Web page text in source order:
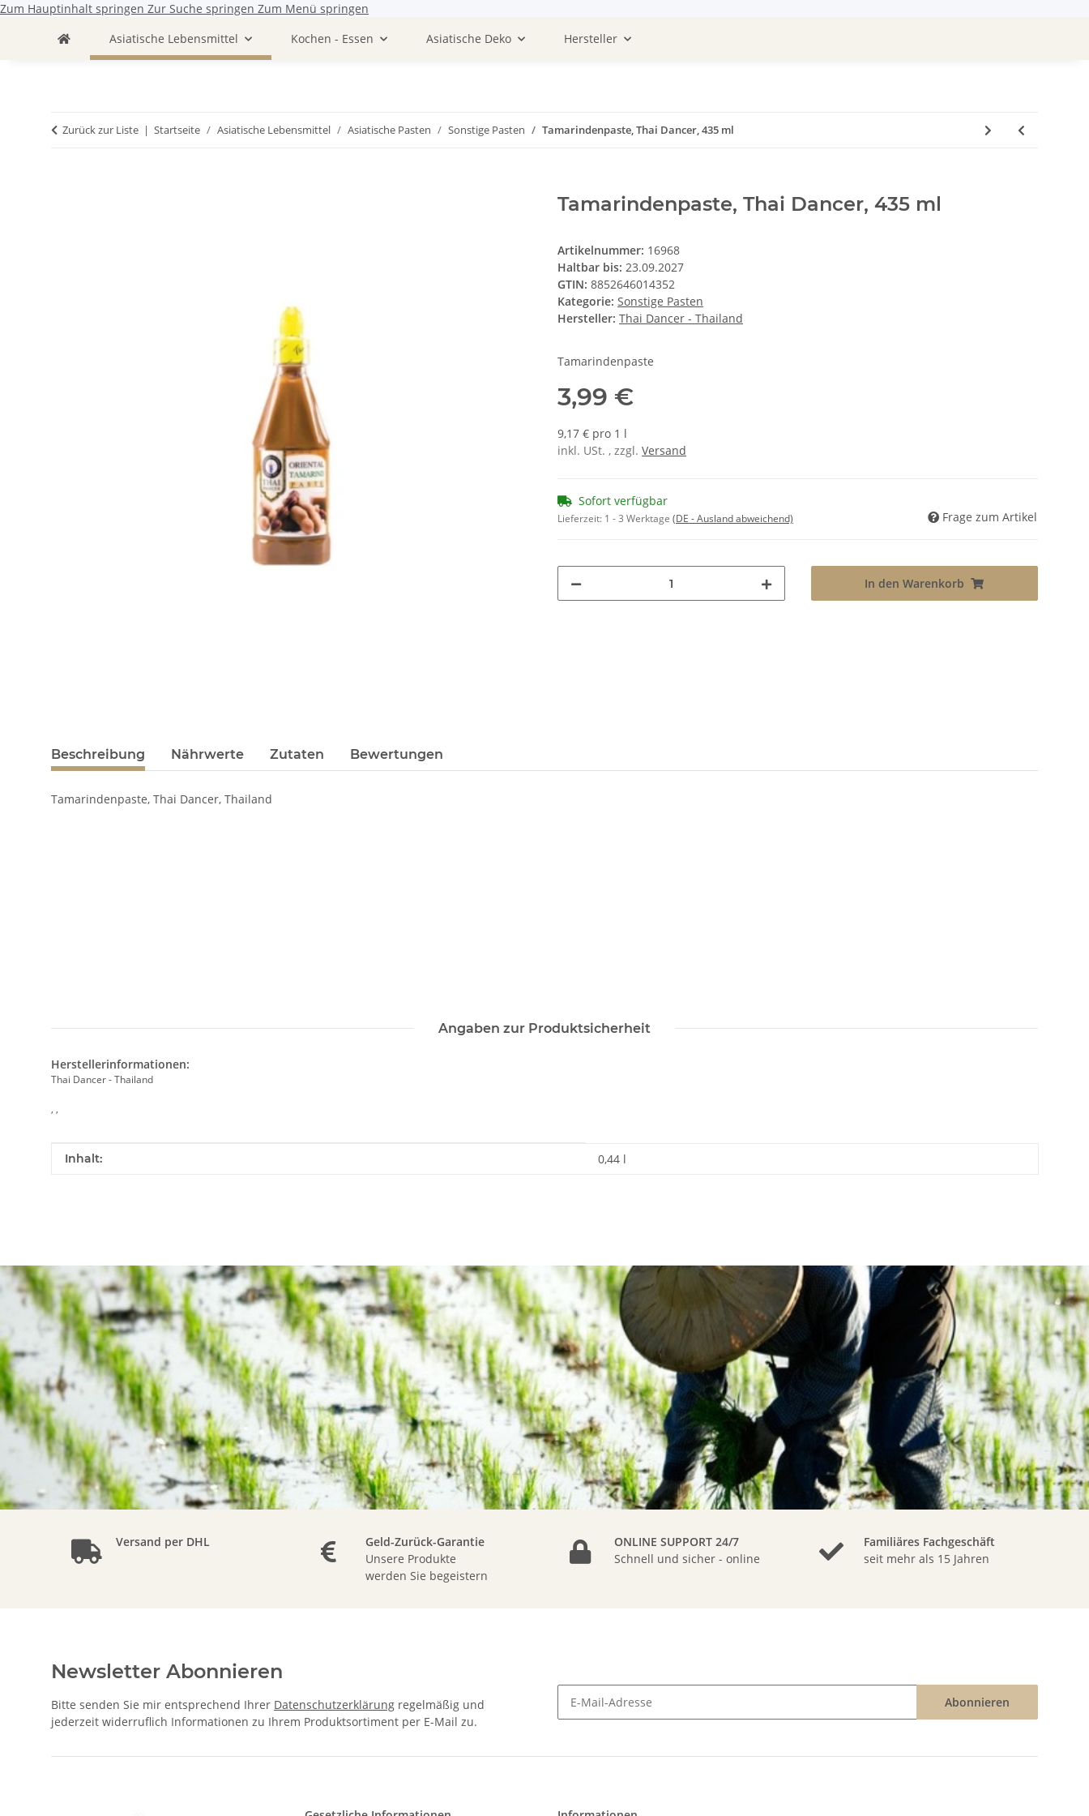
Zum Hauptinhalt springen Zur Suche springen Zum Menü springen
Asiatische Lebensmittel
Kochen - Essen Asiatische Deko Hersteller
Zurück zur Liste Startseite Asiatische Lebensmittel Asiatische Pasten Sonstige Pasten Tamarindenpaste, Thai Dancer, 435 ml
Tamarindenpaste, Thai Dancer, 435 ml
Artikelnummer: 16968
Haltbar bis: 23.09.2027
GTIN: 8852646014352
Kategorie: Sonstige Pasten
Hersteller: Thai Dancer - Thailand
Tamarindenpaste
3,99 €
9,17 € pro 1 l
inkl. USt. , zzgl. Versand
Sofort verfügbar
Lieferzeit: 1 - 3 Werktage (DE - Ausland abweichend) Frage zum Artikel
In den Warenkorb
Beschreibung Nährwerte Zutaten Bewertungen
Tamarindenpaste, Thai Dancer, Thailand
Angaben zur Produktsicherheit
Herstellerinformationen:
Thai Dancer - Thailand
, ,
Produkteigenschaft
Wert
Inhalt: 0,44 l
Versand per DHL
Geld-Zurück-Garantie
Unsere Produkte
werden Sie begeistern
ONLINE SUPPORT 24/7
Schnell und sicher - online
Familiäres Fachgeschäft
seit mehr als 15 Jahren
Newsletter Abonnieren
Bitte senden Sie mir entsprechend Ihrer Datenschutzerklärung regelmäßig und
jederzeit widerruflich Informationen zu Ihrem Produktsortiment per E-Mail zu.
Abonnieren